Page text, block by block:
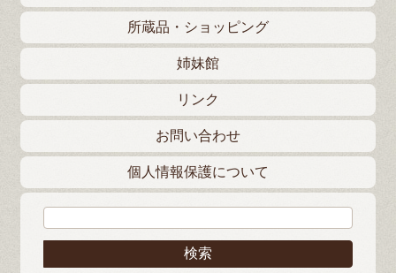
所蔵品・ショッピング
姉妹館
リンク
お問い合わせ
個人情報保護について